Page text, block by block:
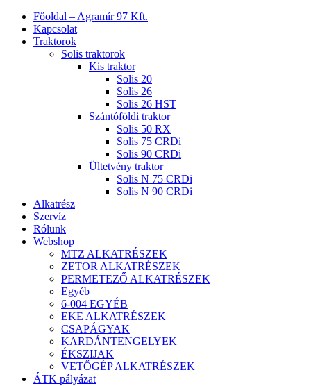
Close
Menu
Főoldal – Agramír 97 Kft.
Kapcsolat
Traktorok
Solis traktorok
Kis traktor
Solis 20
Solis 26
Solis 26 HST
Szántóföldi traktor
Solis 50 RX
Solis 75 CRDi
Solis 90 CRDi
Ültetvény traktor
Solis N 75 CRDi
Solis N 90 CRDi
Alkatrész
Szervíz
Rólunk
Webshop
MTZ ALKATRÉSZEK
ZETOR ALKATRÉSZEK
PERMETEZŐ ALKATRÉSZEK
Egyéb
6-004 EGYÉB
EKE ALKATRÉSZEK
CSAPÁGYAK
KARDÁNTENGELYEK
ÉKSZIJAK
VETŐGÉP ALKATRÉSZEK
ÁTK pályázat